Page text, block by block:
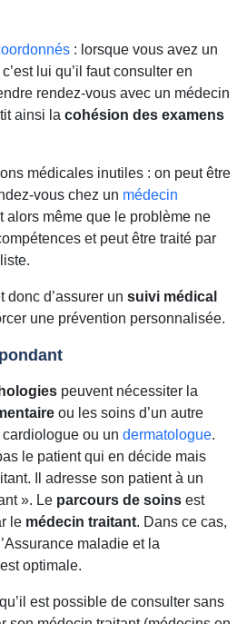
: lorsque vous avez un
lui qu’il faut consulter en
rendez-vous avec un médecin
ainsi la cohésion des examens
médicales inutiles : on peut être
vous chez un médecin
alors même que le problème ne
et peut être traité par
donc d’assurer un suivi médical
une prévention personnalisée.
peuvent nécessiter la
ou les soins d’un autre
ou un dermatologue.
le patient qui en décide mais
Il adresse son patient à un
». Le parcours de soins est
le médecin traitant. Dans ce cas,
maladie et la
optimale.
est possible de consulter sans